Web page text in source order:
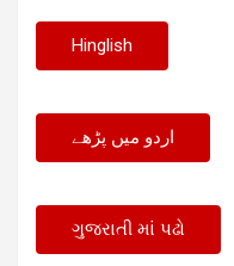
Hinglish
اردو میں پڑھے
ગુજરાતી માં પઢો